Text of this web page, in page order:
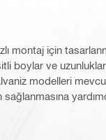
montaj için
boylar ve
modelleri